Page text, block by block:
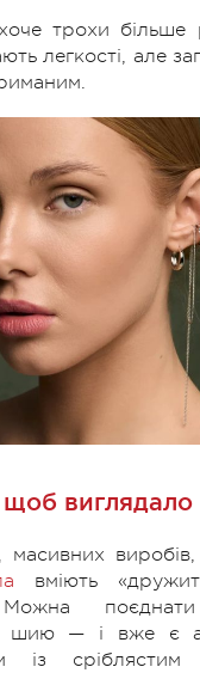
трохи більше
легкості, але
виглядало
масивних виробів,
вміють
Можна
шию — і вже є
із сріблястим